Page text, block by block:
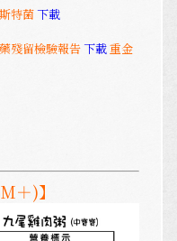
特菌下載
殘留檢驗報告下載重金
＋)】